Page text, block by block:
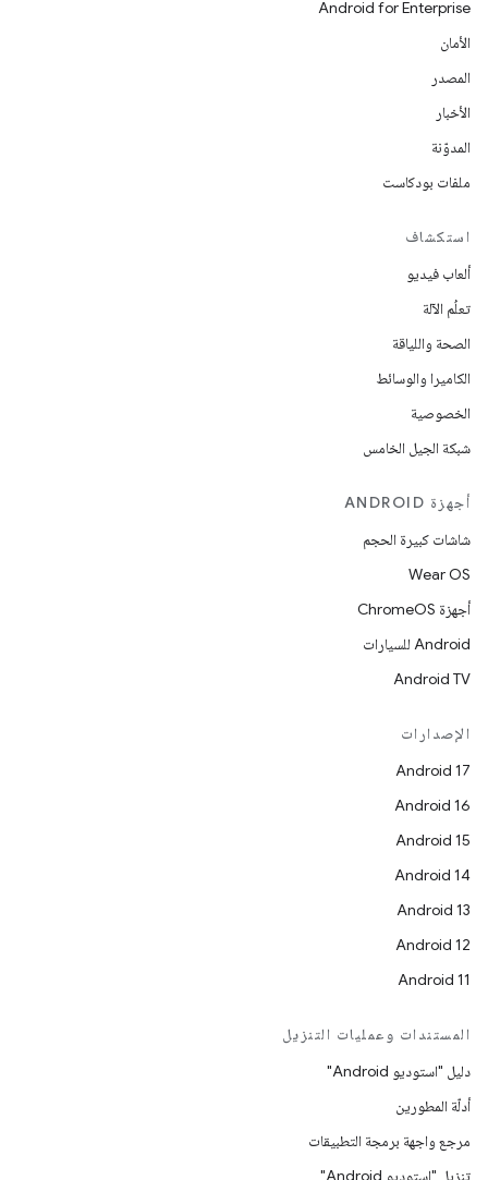
Android for Enterprise
الأمان
المصدر
الأخبار
المدوّنة
ملفات بودكاست
استكشاف
ألعاب فيديو
تعلُم الآلة
الصحة واللياقة
الكاميرا والوسائط
الخصوصية
شبكة الجيل الخامس
أجهزة ANDROID
شاشات كبيرة الحجم
Wear OS
أجهزة ChromeOS
Android للسيارات
Android TV
الإصدارات
Android 17
Android 16
Android 15
Android 14
Android 13
Android 12
Android 11
المستندات وعمليات التنزيل
دليل "استوديو Android"
أدلّة المطورين
مرجع واجهة برمجة التطبيقات
تنزيل "استوديو Android"